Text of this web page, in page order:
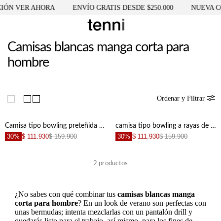
VER AHORA ENVÍO GRATIS DESDE $250.000 NUEVA
Camisas blancas manga corta para
hombre
Ordenar y Filtrar
Camisa tipo bowling preteñida a rayas para hombre
30% $ 111.930$ 159.900
camisa tipo bowling a rayas de acabado suave para hombre de silueta ajustada
30% $ 111.930$ 159.900
2 productos
¿No sabes con qué combinar tus camisas blancas manga
corta para hombre? En un look de verano son perfectas con
unas bermudas; intenta mezclarlas con un pantalón drill y